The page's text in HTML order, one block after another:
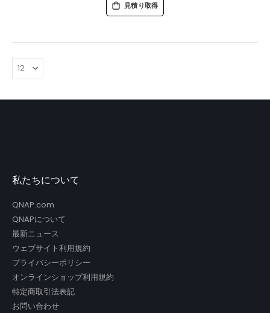
見積り取得
私たちについて
QNAP.com
QNAPについて
最新ニュース
ウェブサイト利用規約
プライバシーポリシー
オンラインショップ利用規約
特定商取引法表記
お問い合わせ